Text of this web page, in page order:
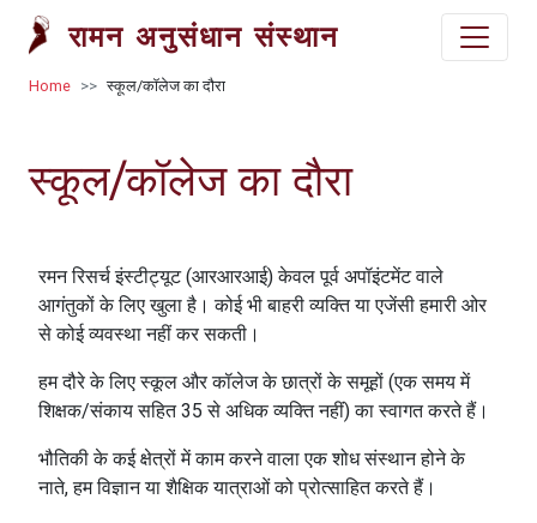
Skip to main content
रामन अनुसंधान संस्थान
Breadcrumb
Home स्कूल/कॉलेज का दौरा
स्कूल/कॉलेज का दौरा
रमन रिसर्च इंस्टीट्यूट (आरआरआई) केवल पूर्व अपॉइंटमेंट वाले
आगंतुकों के लिए खुला है। कोई भी बाहरी व्यक्ति या एजेंसी हमारी ओर
से कोई व्यवस्था नहीं कर सकती।
हम दौरे के लिए स्कूल और कॉलेज के छात्रों के समूहों (एक समय में
शिक्षक/संकाय सहित 35 से अधिक व्यक्ति नहीं) का स्वागत करते हैं।
भौतिकी के कई क्षेत्रों में काम करने वाला एक शोध संस्थान होने के
नाते, हम विज्ञान या शैक्षिक यात्राओं को प्रोत्साहित करते हैं।